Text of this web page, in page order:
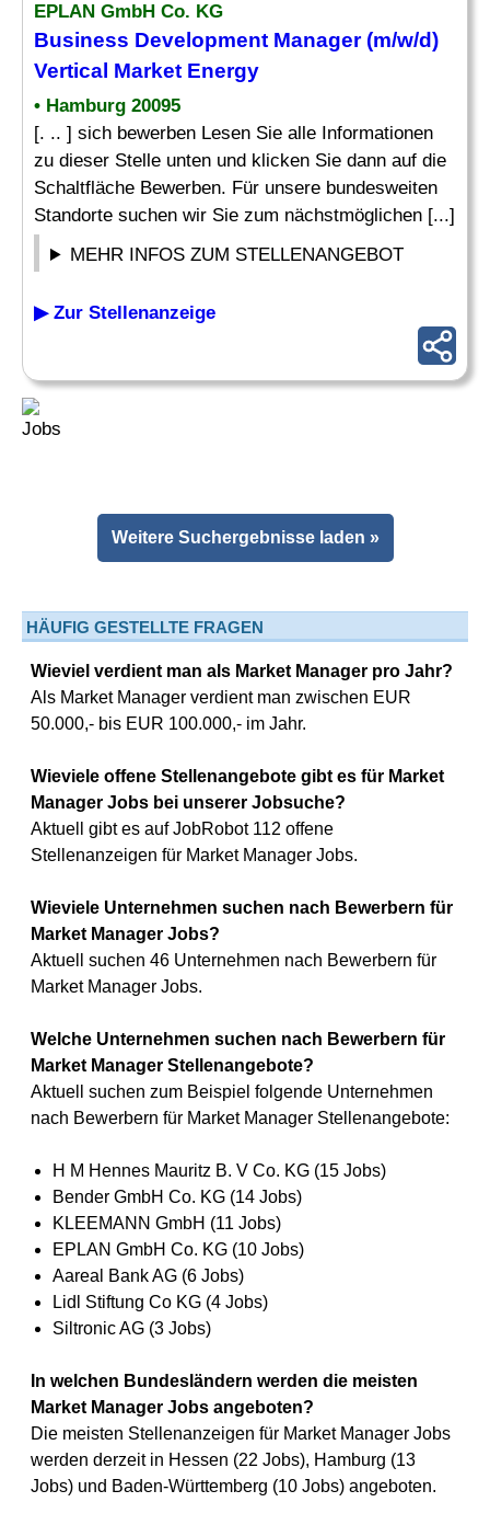
EPLAN GmbH Co. KG
Business Development Manager(m/w/d)
Vertical Market Energy
• Hamburg 20095
[. .. ] sich bewerben Lesen Sie alle Informationen
zu dieser Stelle unten und klicken Sie dann auf die
Schaltfläche Bewerben. Für unsere bundesweiten
Standorte suchen wir Sie zum nächstmöglichen [...]
MEHR INFOS ZUM STELLENANGEBOT
▶ Zur Stellenanzeige
Weitere Suchergebnisse laden »
HÄUFIG GESTELLTE FRAGEN
Wieviel verdient man als Market Manager pro Jahr?
Als Market Manager verdient man zwischen EUR
50.000,- bis EUR 100.000,- im Jahr.
Wieviele offene Stellenangebote gibt es für Market
Manager Jobs bei unserer Jobsuche?
Aktuell gibt es auf JobRobot 112 offene
Stellenanzeigen für Market Manager Jobs.
Wieviele Unternehmen suchen nach Bewerbern für
Market Manager Jobs?
Aktuell suchen 46 Unternehmen nach Bewerbern für
Market Manager Jobs.
Welche Unternehmen suchen nach Bewerbern für
Market Manager Stellenangebote?
Aktuell suchen zum Beispiel folgende Unternehmen
nach Bewerbern für Market Manager Stellenangebote:
H M Hennes Mauritz B. V Co. KG (15 Jobs)
Bender GmbH Co. KG (14 Jobs)
KLEEMANN GmbH (11 Jobs)
EPLAN GmbH Co. KG (10 Jobs)
Aareal Bank AG (6 Jobs)
Lidl Stiftung Co KG (4 Jobs)
Siltronic AG (3 Jobs)
In welchen Bundesländern werden die meisten
Market Manager Jobs angeboten?
Die meisten Stellenanzeigen für Market Manager Jobs
werden derzeit in Hessen (22 Jobs), Hamburg (13
Jobs) und Baden-Württemberg (10 Jobs) angeboten.